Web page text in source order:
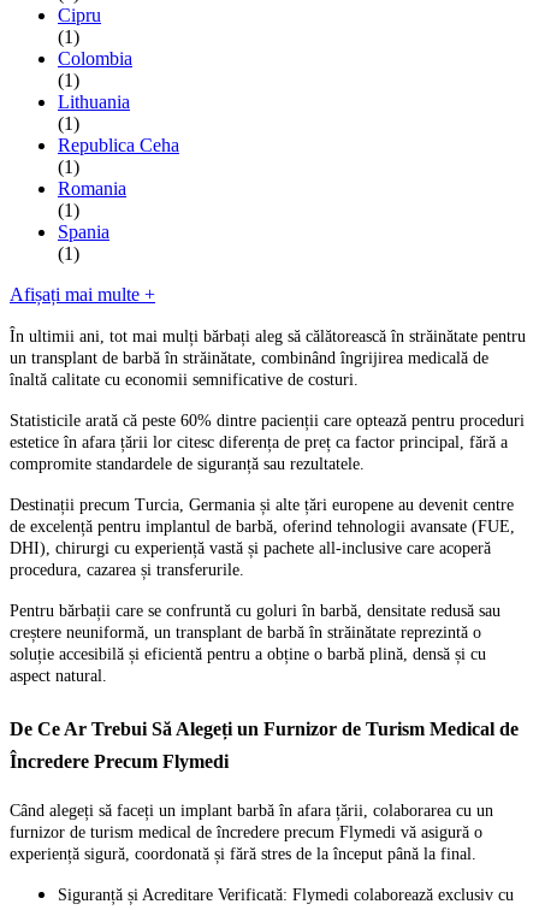
Cipru
(1)
Colombia
(1)
Lithuania
(1)
Republica Ceha
(1)
Romania
(1)
Spania
(1)
Afișați mai multe +
În ultimii ani, tot mai mulți bărbați aleg să călătorească în străinătate pentru
un transplant de barbă în străinătate, combinând îngrijirea medicală de
înaltă calitate cu economii semnificative de costuri.
Statisticile arată că peste 60% dintre pacienții care optează pentru proceduri
estetice în afara țării lor citesc diferența de preț ca factor principal, fără a
compromite standardele de siguranță sau rezultatele.
Destinații precum Turcia, Germania și alte țări europene au devenit centre
de excelență pentru implantul de barbă, oferind tehnologii avansate (FUE,
DHI), chirurgi cu experiență vastă și pachete all-inclusive care acoperă
procedura, cazarea și transferurile.
Pentru bărbații care se confruntă cu goluri în barbă, densitate redusă sau
creștere neuniformă, un transplant de barbă în străinătate reprezintă o
soluție accesibilă și eficientă pentru a obține o barbă plină, densă și cu
aspect natural.
De Ce Ar Trebui Să Alegeți un Furnizor de Turism Medical de
Încredere Precum Flymedi
Când alegeți să faceți un implant barbă în afara țării, colaborarea cu un
furnizor de turism medical de încredere precum Flymedi vă asigură o
experiență sigură, coordonată și fără stres de la început până la final.
Siguranță și Acreditare Verificată: Flymedi colaborează exclusiv cu